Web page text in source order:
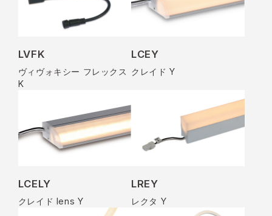
LVFK
ヴィヴォキシー フレックス
K
LCEY
クレイド Y
LCELY
クレイド lens Y
LREY
レクタ Y